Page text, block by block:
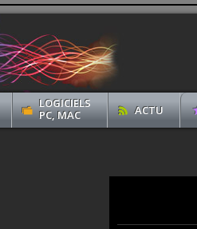
LOGICIELS
PC, MAC
ACTU